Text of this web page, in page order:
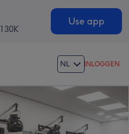
130K
Use app
NL INLOGGEN